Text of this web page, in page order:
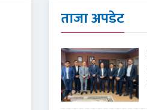
ताजा अपडेट